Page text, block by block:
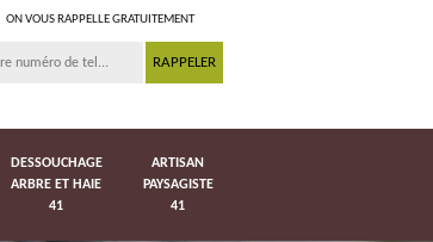
ON VOUS RAPPELLE GRATUITEMENT
DESSOUCHAGE
ARBRE ET HAIE
41
ARTISAN
PAYSAGISTE
41